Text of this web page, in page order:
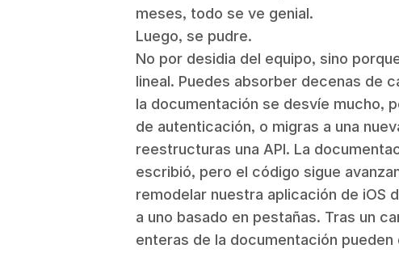
meses, todo se ve genial.
Luego, se pudre.
No por desidia del equipo, sino
lineal. Puedes absorber decenas de
la documentación se desvíe mucho,
de autenticación, o migras a una
reestructuras una API. La
escribió, pero el código sigue
remodelar nuestra aplicación de iOS
a uno basado en pestañas. Tras un
enteras de la documentación